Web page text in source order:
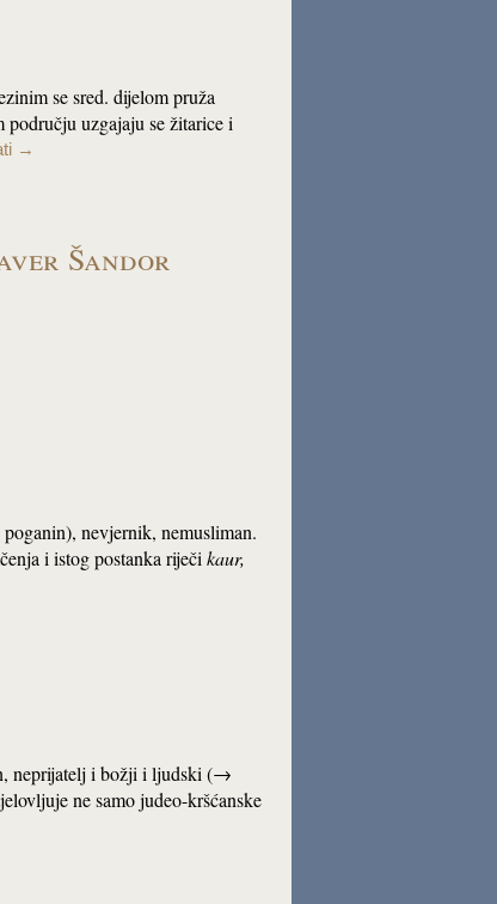
se sred. dijelom pruža
uzgajaju se žitarice i
→
Šandor
nevjernik, nemusliman.
i istog postanka riječi kaur,
neprijatelj i božji i ljudski (→
ne samo judeo-kršćanske